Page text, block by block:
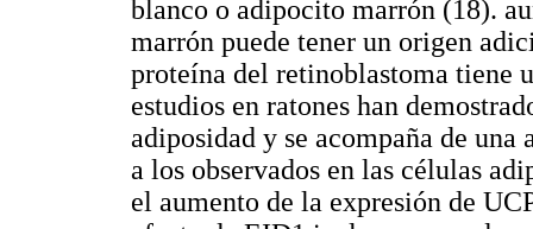
blanco o adipocito marrón (18).
marrón puede tener un origen
proteína del retinoblastoma tiene
estudios en ratones han
adiposidad y se acompaña de
a los observados en las células
el aumento de la expresión de